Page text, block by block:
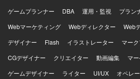
ゲームプランナー
DBA 運用・監視 プラン
Webマーケティング
Webディレクター Web
デザイナー
Flash イラストレーター マー
CGデザイナー
クリエイター 動画編集
マ
ゲームデザイナー
ライター UI/UX オペレ